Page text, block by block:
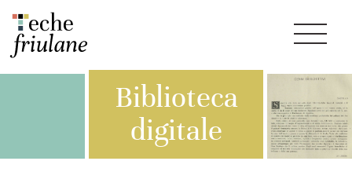
Biblioteca
digitale